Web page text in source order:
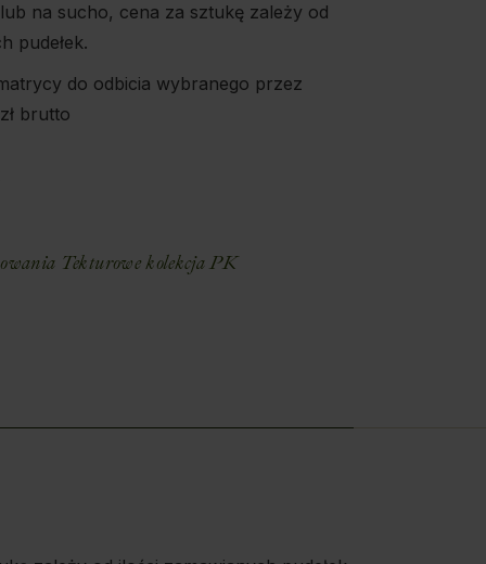
na sucho, cena za sztukę zależy od
pudełek.
do odbicia wybranego przez
brutto
Tekturowe kolekcja PK